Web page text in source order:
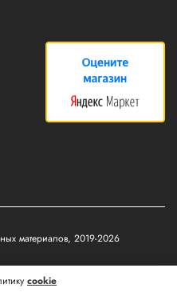
материалов, 2019-2026
Matus&Kvits
cookie